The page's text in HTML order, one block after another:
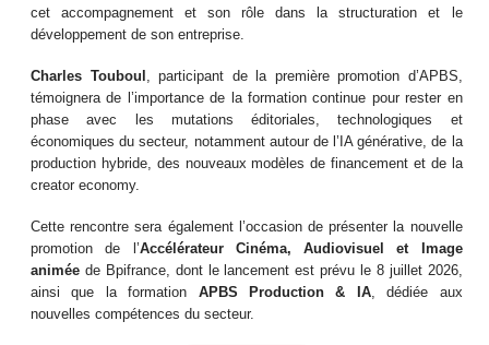
cet accompagnement et son rôle dans la structuration et le
développement de son entreprise.
Charles Touboul , participant de la première promotion d’APBS,
témoignera de l’importance de la formation continue pour rester en
phase avec les mutations éditoriales, technologiques et
économiques du secteur, notamment autour de l’IA générative, de la
production hybride, des nouveaux modèles de financement et de la
creator economy.
Cette rencontre sera également l’occasion de présenter la nouvelle
promotion de l’Accélérateur Cinéma, Audiovisuel et Image
animée de Bpifrance, dont le lancement est prévu le 8 juillet 2026,
ainsi que la formation APBS Production & IA, dédiée aux
nouvelles compétences du secteur.